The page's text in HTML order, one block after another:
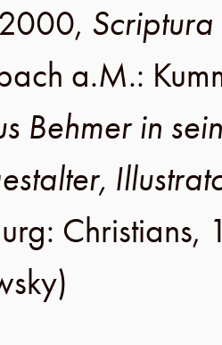
, Scriptura
a.M.:
Behmer in
: Christians,
)